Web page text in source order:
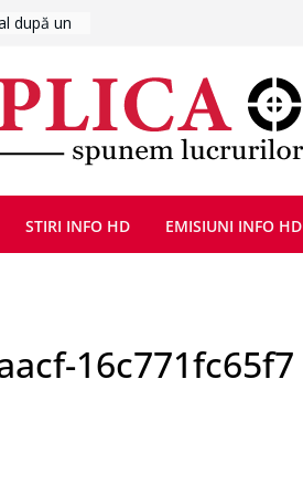
reunite
la cea de-
de
înSTIRI INFO HD EMISIUNI INFO HD
16c771fc65f7